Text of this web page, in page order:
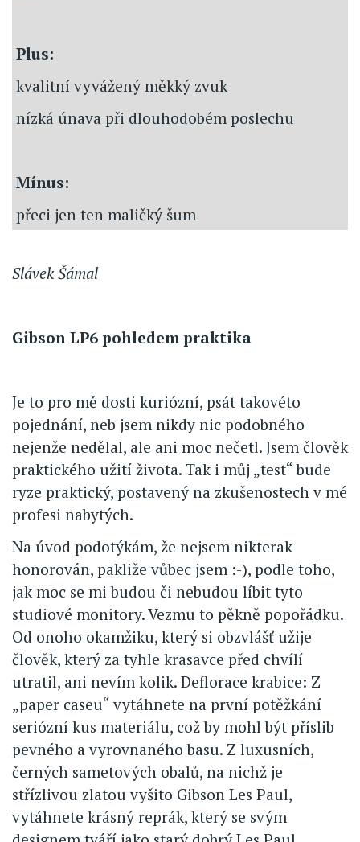
Plus:
kvalitní vyvážený měkký zvuk
nízká únava při dlouhodobém poslechu
Mínus:
přeci jen ten maličký šum
Slávek Šámal
Gibson LP6 pohledem praktika
Je to pro mě dosti kuriózní, psát takovéto
pojednání, neb jsem nikdy nic podobného
nejenže nedělal, ale ani moc nečetl. Jsem člověk
praktického užití života. Tak i můj „test“ bude
ryze praktický, postavený na zkušenostech v mé
profesi nabytých.
Na úvod podotýkám, že nejsem nikterak
honorován, pakliže vůbec jsem :-), podle toho,
jak moc se mi budou či nebudou líbit tyto
studiové monitory. Vezmu to pěkně popořádku.
Od onoho okamžiku, který si obzvlášť užije
člověk, který za tyhle krasavce před chvílí
utratil, ani nevím kolik. Deflorace krabice: Z
„paper caseu“ vytáhnete na první potěžkání
seriózní kus materiálu, což by mohl být příslib
pevného a vyrovnaného basu. Z luxusních,
černých sametových obalů, na nichž je
střízlivou zlatou vyšito Gibson Les Paul,
vytáhnete krásný reprák, který se svým